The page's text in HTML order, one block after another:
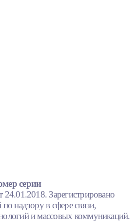
серии
Зарегистрировано
надзору в сфере связи,
и массовых коммуникаций.